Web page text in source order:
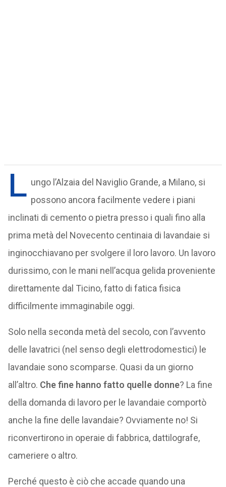
L ungo l’Alzaia del Naviglio Grande, a Milano, si
possono ancora facilmente vedere i piani
inclinati di cemento o pietra presso i quali fino alla
prima metà del Novecento centinaia di lavandaie si
inginocchiavano per svolgere il loro lavoro. Un lavoro
durissimo, con le mani nell’acqua gelida proveniente
direttamente dal Ticino, fatto di fatica fisica
difficilmente immaginabile oggi.
Solo nella seconda metà del secolo, con l’avvento
delle lavatrici (nel senso degli elettrodomestici) le
lavandaie sono scomparse. Quasi da un giorno
all’altro. Che fine hanno fatto quelle donne? La fine
della domanda di lavoro per le lavandaie comportò
anche la fine delle lavandaie? Ovviamente no! Si
riconvertirono in operaie di fabbrica, dattilografe,
cameriere o altro.
Perché questo è ciò che accade quando una